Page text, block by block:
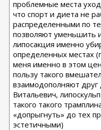
проблемные места
что спорт и диета не
распределенными по
позволяют уменьшить
липосакция именно
определенных местах
меня именно в этом
пользу такого
взаимодополняют друг
Витальевич,
такого такого
«допрыгнуть» до тех
эстетичными)